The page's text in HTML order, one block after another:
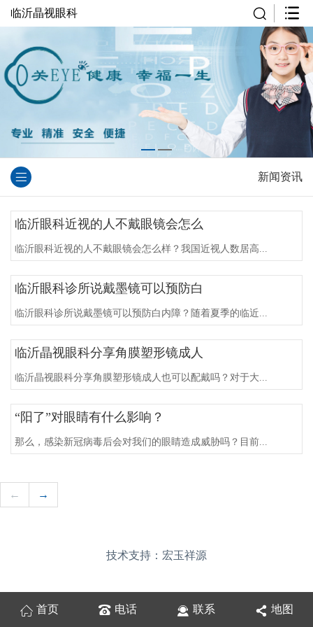
临沂晶视眼科
新闻资讯
临沂眼科近视的人不戴眼镜会怎么
临沂眼科近视的人不戴眼镜会怎么样？我国近视人数居高...
临沂眼科诊所说戴墨镜可以预防白
临沂眼科诊所说戴墨镜可以预防白内障？随着夏季的临近...
临沂晶视眼科分享角膜塑形镜成人
临沂晶视眼科分享角膜塑形镜成人也可以配戴吗？对于大...
“阳了”对眼睛有什么影响？
那么，感染新冠病毒后会对我们的眼睛造成威胁吗？目前...
← →
技术支持：宏玉祥源
首页 电话 联系 地图